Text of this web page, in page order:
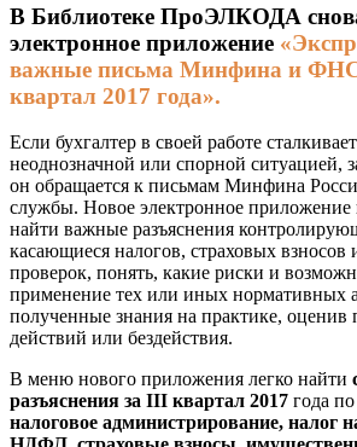
В Библиотеке ПроЭЛКОДА
электронное приложение
важные письма Минфина и
квартал 2017 года».
Если бухгалтер в своей работе
неоднозначной или спорной ситуацией,
он обращается к письмам Минфина
службы. Новое электронное
найти важные разъяснения
касающиеся налогов, страховых взносов
проверок, понять, какие риски и
применение тех или иных нормативных
полученные знания на практике, оценив
действий или бездействия.
В меню нового приложения легко найти
разъяснения за III квартал 2017 года
налоговое администрирование,